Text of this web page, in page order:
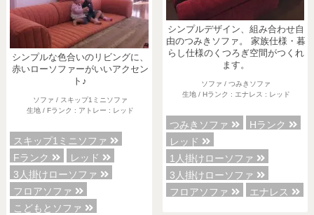
シンプルな色合いのリビングに、
赤いローソファーがいいアクセン
ト♪
ソファ / スキップ1ミニソファ
生地 / Fランク : アトレー : レッド
スキップ1ミニソファ
Fランク
レッド
3人掛けローソファ
フロアソファ
こどもとソファ
シンプルデザイン、組み合わせ自
由のつみきソファ。 家族仕様・暮
らし仕様のくつろぎ空間がつくれ
ます。
ソファ / つみきソファ
生地 / Hランク : エナレス : レッド
つみきソファ
Hランク
レッド
1人掛けローソファ
3人掛けローソファ
フロアソファ
エナレス